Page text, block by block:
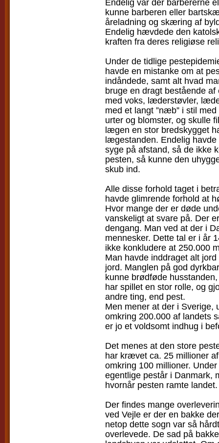
Endelig var der barbererne
kunne barberen eller
åreladning og skæring af
Endelig hævdede den
kraften fra deres religiøse
Under de tidlige
havde en mistanke om at
indåndede, samt alt hvad
bruge en dragt bestående
med voks, læderstøvler,
med et langt ”næb” i stil
urter og blomster, og skulle
lægen en stor bredskygget
lægestanden. Endelig
syge på afstand, så de ikke
pesten, så kunne den
skub ind.
Alle disse forhold taget i
havde glimrende forhold at
Hvor mange der er døde
vanskeligt at svare på. Der
dengang. Man ved at der i
mennesker. Dette tal er i år
ikke konkludere at 250.000
Man havde inddraget alt
jord. Manglen på god
kunne brødføde
har spillet en stor rolle, og
andre ting, end pest.
Men mener at der i Sverige,
omkring 200.000 af landets
er jo et voldsomt indhug i
Det menes at den store
har krævet ca. 25 millioner
omkring 100 millioner.
egentlige pestår i Danmark,
hvornår pesten ramte landet.
Der findes mange
ved Vejle er der en bakke
netop dette sogn var så
overlevede. De sad på